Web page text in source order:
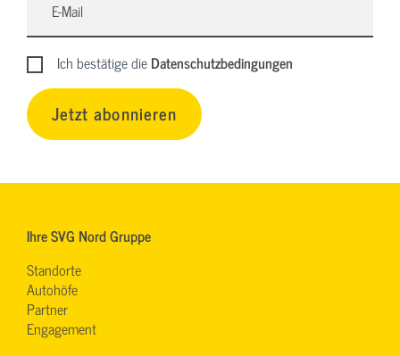
Ich bestätige dieDatenschutzbedingungen
Jetzt abonnieren
Ihre SVG Nord Gruppe
Standorte
Autohöfe
Partner
Engagement